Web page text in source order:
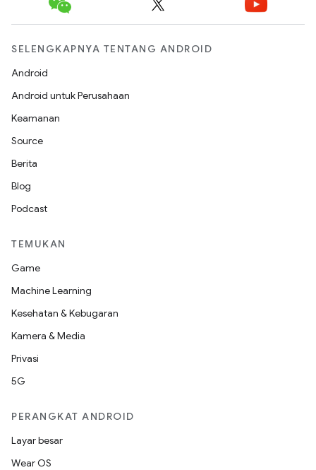
SELENGKAPNYA TENTANG ANDROID
Android
Android untuk Perusahaan
Keamanan
Source
Berita
Blog
Podcast
TEMUKAN
Game
Machine Learning
Kesehatan & Kebugaran
Kamera & Media
Privasi
5G
PERANGKAT ANDROID
Layar besar
Wear OS